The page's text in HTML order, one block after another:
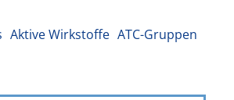
Aktive Wirkstoffe ATC-Gruppen